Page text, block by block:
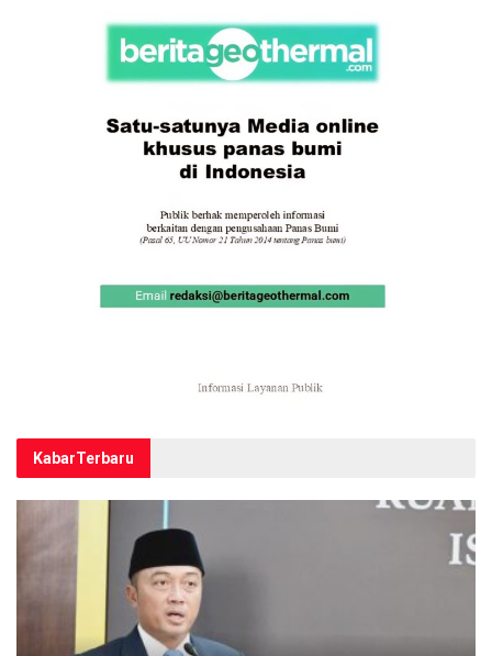
KabarTerbaru